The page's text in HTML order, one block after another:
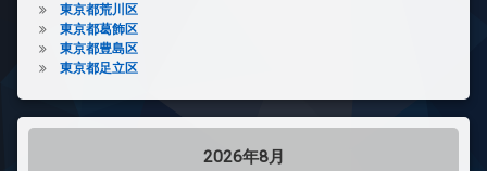
東京都荒川区
東京都葛飾区
東京都豊島区
東京都足立区
2026年8月